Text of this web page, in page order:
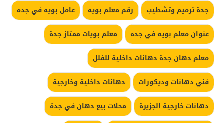
جدة ترميم وتشطيب
رقم معلم بويه
عامل بويه في جده
عنوان معلم بويه في جده
معلم بويات ممتاز جدة
معلم دهان جدة دهانات داخلية للفلل
فني دهانات وديكورات
دهانات داخلية وخارجية
دهانات خارجية الجزيرة
محلات بيع دهان في جدة